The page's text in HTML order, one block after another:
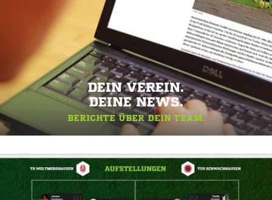
DEIN VEREIN.
DEINE NEWS.
BERICHTE ÜBER DEIN TEAM.